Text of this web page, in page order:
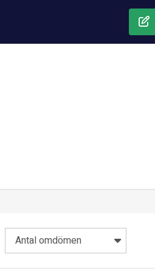
Antal omdömen